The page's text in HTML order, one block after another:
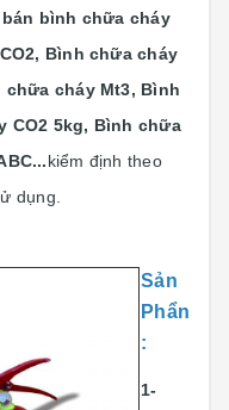
bình chữa cháy
Bình chữa cháy
chữa cháy Mt3, Bình
CO2 5kg, Bình chữa
kiểm định theo
dụng.
Sản
Phẩn
:
1-